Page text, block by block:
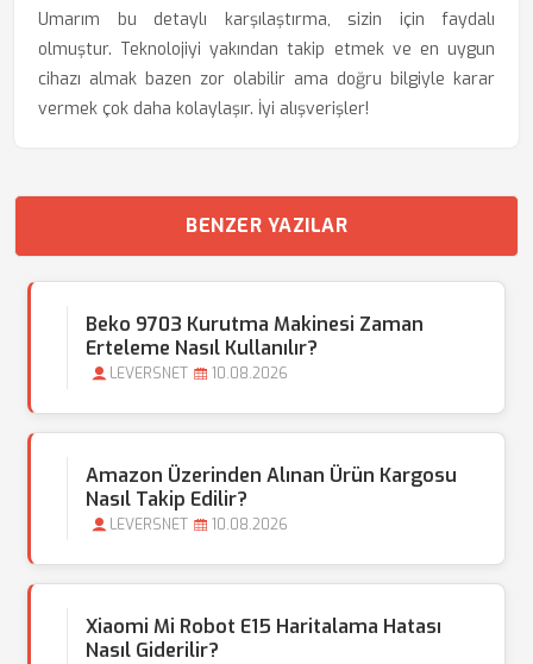
Umarım bu detaylı karşılaştırma, sizin için faydalı
olmuştur. Teknolojiyi yakından takip etmek ve en uygun
cihazı almak bazen zor olabilir ama doğru bilgiyle karar
vermek çok daha kolaylaşır. İyi alışverişler!
BENZER YAZILAR
Beko 9703 Kurutma Makinesi Zaman
Erteleme Nasıl Kullanılır?
LEVERSNET 10.08.2026
Amazon Üzerinden Alınan Ürün Kargosu
Nasıl Takip Edilir?
LEVERSNET 10.08.2026
Xiaomi Mi Robot E15 Haritalama Hatası
Nasıl Giderilir?